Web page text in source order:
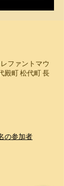
レファントマウ
殿町 松代町 長
の参加者